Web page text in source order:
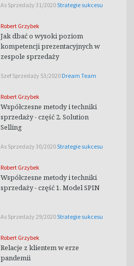
As Sprzedaży 31/2020Strategie sukcesu
Robert Grzybek
Jak dbać o wysoki poziom
kompetencji prezentacyjnych w
zespole sprzedaży
Szef Sprzedaży 53/2020 Dream Team
Robert Grzybek
Współczesne metody i techniki
sprzedaży - część 2. Solution
Selling
As Sprzedaży 30/2020Strategie sukcesu
Robert Grzybek
Współczesne metody i techniki
sprzedaży - część 1. Model SPIN
As Sprzedaży 29/2020Strategie sukcesu
Robert Grzybek
Relacje z klientem w erze
pandemii